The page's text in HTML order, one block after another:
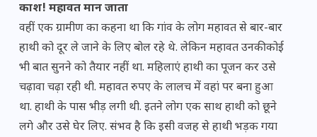
काश! महावत मान जाता
वहीं एक ग्रामीण का कहना था कि गांव के लोग महावत से बार-बार
हाथी को दूर ले जाने के लिए बोल रहे थे. लेकिन महावत उनकी कोई
भी बात सुनने को तैयार नहीं था. महिलाएं हाथी का पूजन कर उसे
चढ़ावा चढ़ा रही थी. महावत रुपए के लालच में वहां पर बना हुआ
था. हाथी के पास भीड़ लगी थी. ​इतने लोग एक साथ हाथी को छूने
लगे और उसे घेर लिए. संभव है कि इसी वजह से हाथी भड़क गया